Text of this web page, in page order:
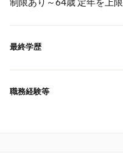
最終学歴
職務経験等